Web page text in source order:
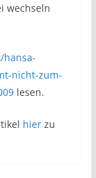
wechseln
nicht-zum-
lesen.
hierzu